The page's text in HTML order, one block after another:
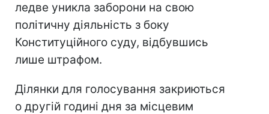
ледве уникла заборони на свою
політичну діяльність з боку
Конституційного суду, відбувшись
лише штрафом.
Ділянки для голосування закриються
о другій годині дня за місцевим